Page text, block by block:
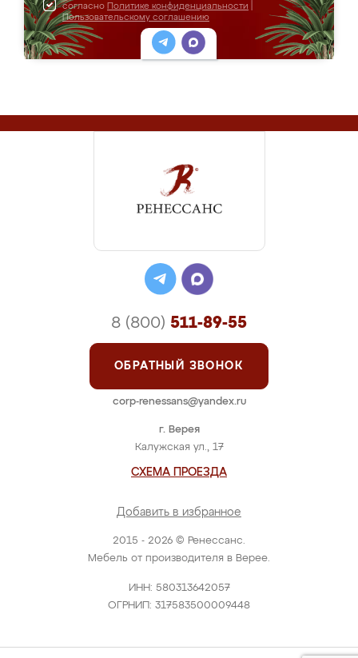
согласно Политике конфиденциальности
Пользовательскому соглашению
2015 - 2026 © Ренессанс.
Мебель от производителя в Верее.
ИНН: 580313642057
ОГРНИП: 317583500009448
г. Верея
Калужская ул., 17
СХЕМА ПРОЕЗДА
Добавить в избранное
8 (800) 511-89-55
ОБРАТНЫЙ ЗВОНОК
corp-renessans@yandex.ru